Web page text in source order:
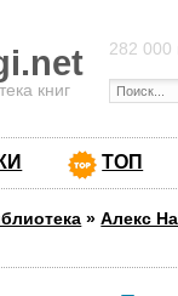
книг
282 000
ТОП
»Алекс